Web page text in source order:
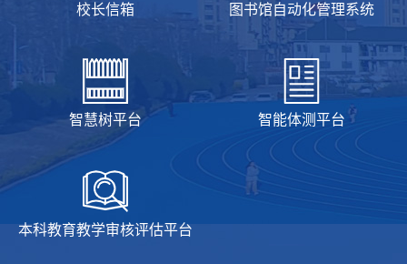
校长信箱 图书馆自动化管理系统
智慧树平台 智能体测平台
本科教育教学审核评估平台